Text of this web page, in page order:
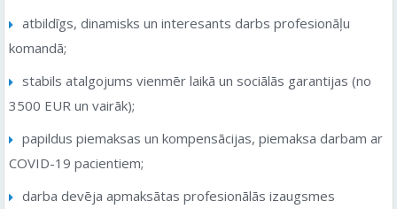
atbildīgs, dinamisks un interesants darbs profesionāļu
komandā;
stabils atalgojums vienmēr laikā un sociālās garantijas (no
3500 EUR un vairāk);
papildus piemaksas un kompensācijas, piemaksa darbam ar
COVID-19 pacientiem;
darba devēja apmaksātas profesionālās izaugsmes